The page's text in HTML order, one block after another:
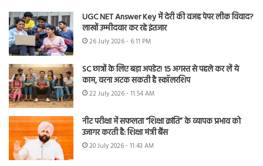
UGC NET Answer Key में देरी की वजह पेपर लीक विवाद?
लाखों उम्मीदवार कर रहे इंतजार
26 July 2026 - 6:11 PM
SC छात्रों के लिए बड़ा अपडेट! 15 अगस्त से पहले कर लें ये
काम, वरना अटक सकती है स्कॉलरशिप
22 July 2026 - 11:54 AM
नीट परीक्षा में सफलता “शिक्षा क्रांति” के व्यापक प्रभाव को
उजागर करती है: शिक्षा मंत्री बैंस
20 July 2026 - 11:43 AM